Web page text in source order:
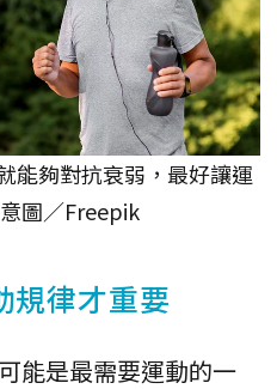
能夠對抗衰弱，最好讓運
圖／Freepik
規律才重要
能是最需要運動的一